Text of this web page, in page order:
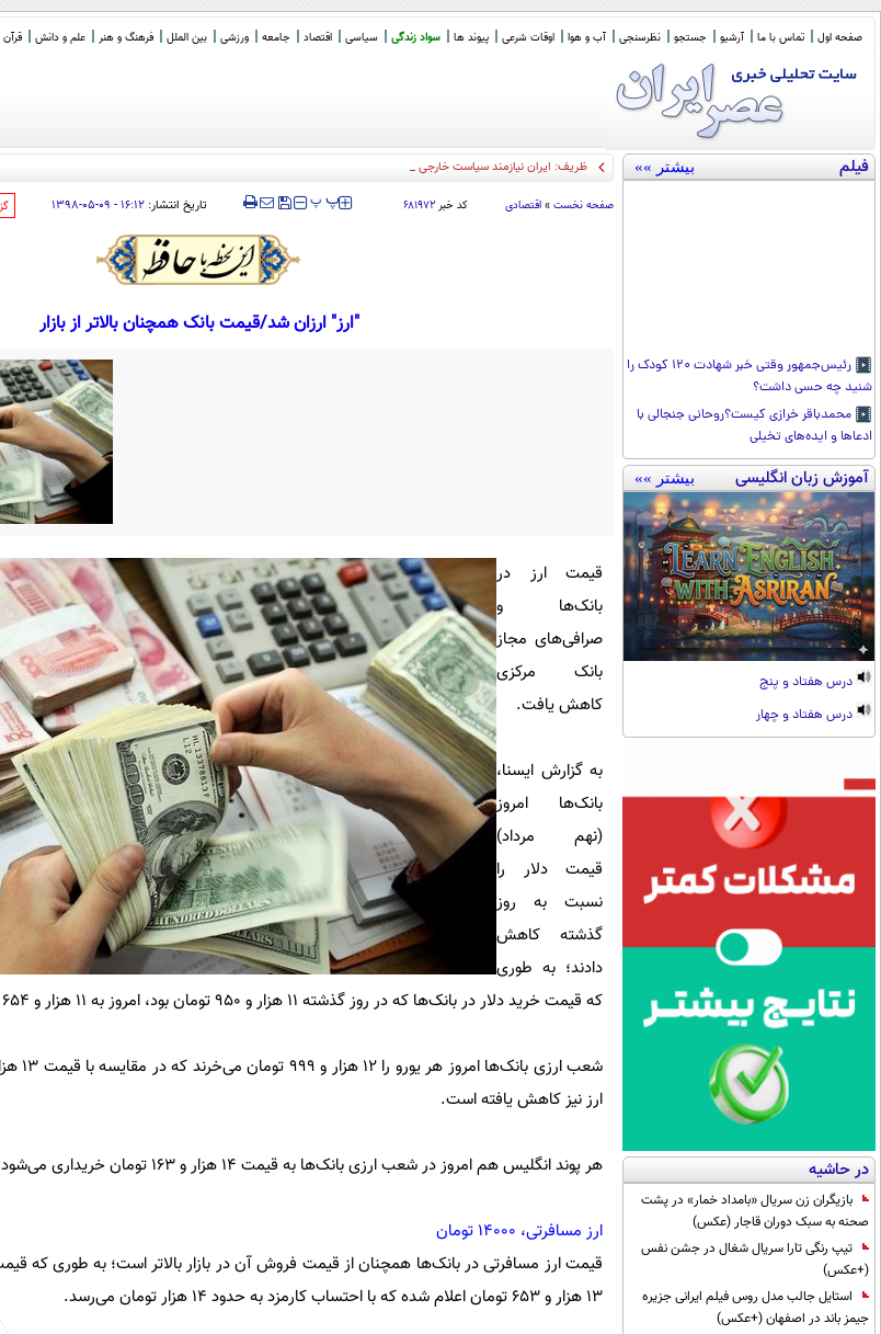
صفحه اول تماس با ما آرشیو جستجو نظرسنجی آب و هوا اوقات شرعی پیوند ها سواد زندگی سیاسی اقتصاد جامعه ورزشی بین الملل فرهنگ و هنر علم و دانش قرآن
فیلم بیشتر »»
رئیس‌جمهور وقتی خبر شهادت ۱۲۰ کودک را
شنید چه حسی داشت؟
محمدباقر خرازی کیست؟روحانی جنجالی با
ادعاها و ایده‌های تخیلی
آموزش زبان انگلیسی بیشتر »»
درس هفتاد و پنج
درس هفتاد و چهار
در حاشیه
بازیگران زن سریال «بامداد خمار» در پشت
صحنه به سبک دوران قاجار (عکس)
تیپ رنگی تارا سریال شغال در جشن نفس
(+عکس)
استایل جالب مدل روس فیلم ایرانی جزیره
جیمز باند در اصفهان (+عکس)
ظریف: ایران نیازمند سیاست خارجی متوازن و چندوجهی است
صفحه نخست » اقتصادی کد خبر ۶۸۱۹۷۲ ‍‍‍ پ پ تاریخ انتشار: ۱۶:۱۲ - ۰۹-۰۵-۱۳۹۸
"ارز" ارزان شد/قیمت بانک همچنان بالاتر از بازار
قیمت ارز در
بانک‌ها و
صرافی‌های مجاز
بانک مرکزی
کاهش یافت.
به گزارش ایسنا،
بانک‌ها امروز
(نهم مرداد)
قیمت دلار را
نسبت به روز
گذشته کاهش
دادند؛ به طوری
که قیمت خرید دلار در بانک‌ها که در روز گذشته ۱۱ هزار و ۹۵۰ تومان بود، امروز به ۱۱ هزار و ۶۵۴ تومان رسید.
ارز نیز کاهش یافته است.
هر پوند انگلیس هم امروز در شعب ارزی بانک‌ها به قیمت ۱۴ هزار و ۱۶۳ تومان خریداری می‌شود.
ارز مسافرتی، ۱۴۰۰۰ تومان
قیمت ارز مسافرتی در بانک‌ها همچنان از قیمت فروش آن در بازار بالاتر است؛ به طوری که
۱۳ هزار و ۶۵۳ تومان اعلام شده که با احتساب کارمزد به حدود ۱۴ هزار تومان می‌رسد.